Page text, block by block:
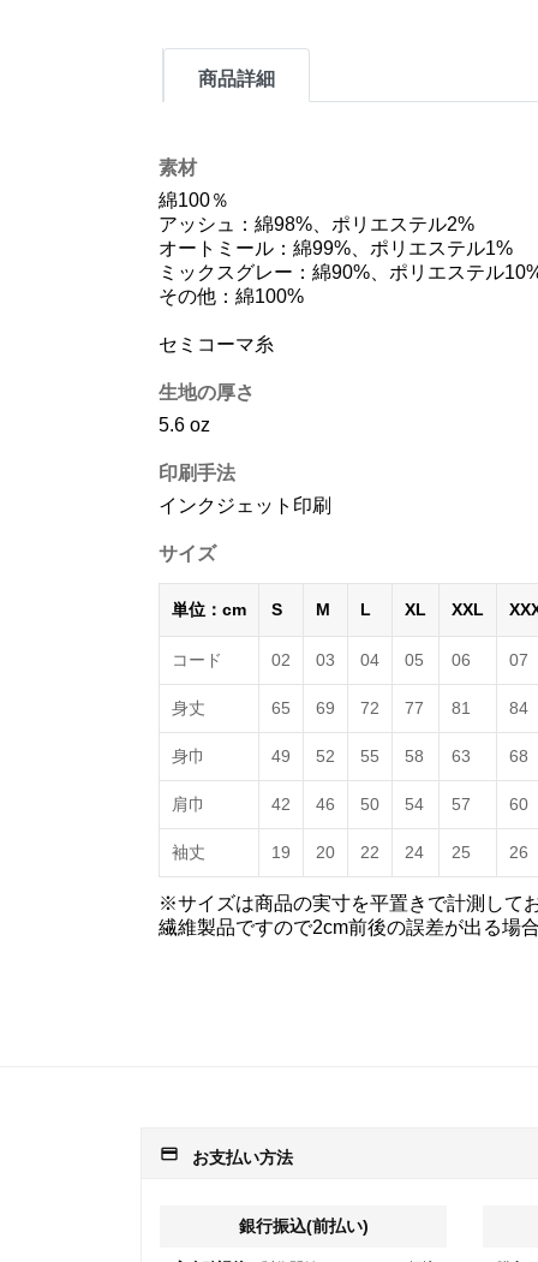
商品詳細
素材
綿100％
アッシュ：綿98%、ポリエステル2%
オートミール：綿99%、ポリエステル1%
ミックスグレー：綿90%、ポリエステル
その他：綿100%
セミコーマ糸
生地の厚さ
5.6 oz
印刷手法
インクジェット印刷
サイズ
単位：cm S M L XL XXL
コード 02 03 04 05 06 07
身丈 65 69 72 77 81 84
身巾 49 52 55 58 63 68
肩巾 42 46 50 54 57 60
袖丈 19 20 22 24 25 26
※サイズは商品の実寸を平置きで計測して
繊維製品ですので2cm前後の誤差が出る場
payment お支払い方法
銀行振込(前払い)